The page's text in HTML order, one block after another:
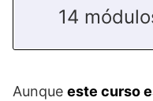
14
Aunque este curso